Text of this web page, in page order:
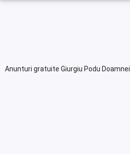
Anunturi gratuite Giurgiu Podu Doamnei